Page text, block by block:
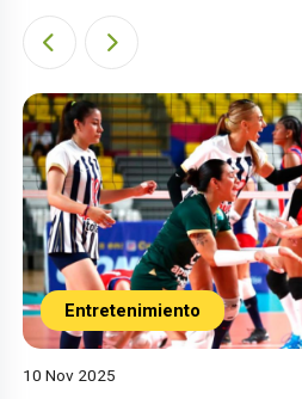
Entretenimiento
10 Nov 2025